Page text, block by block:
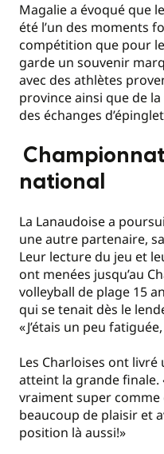
Magalie a évoqué que
été l’un des moments
compétition que pour
garde un souvenir
avec des athlètes prov
province ainsi que de
des échanges
national
La Lanaudoise a
une autre partenaire,
Leur lecture du jeu et
ont menées jusqu’au
volleyball de plage 15
qui se tenait dès le
« J’étais un peu
Les Charloises ont
atteint la grande finale.
vraiment super comme
beaucoup de plaisir et
position là aussi!»